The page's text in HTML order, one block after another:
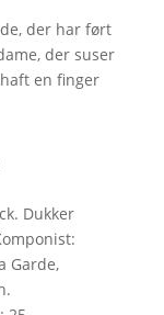
der har ført
der suser
en finger
Dukker
Garde,